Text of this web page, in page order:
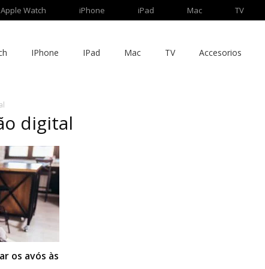
Apple Watch iPhone iPad Mac TV
IPhone IPad Mac TV Accesorios
digital
os avós às